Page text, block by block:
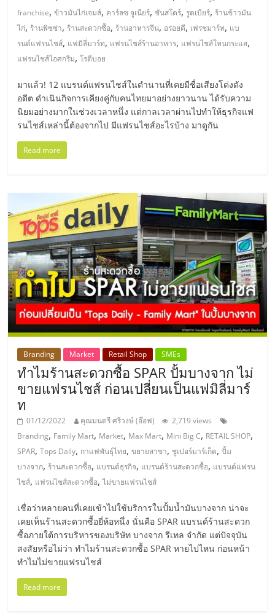
ศูนย์
รวม
แฟ
รน
ไชส์
พร้อม
ทำเล
สำหรับ
เปิด
ร้าน
ปรึกษา
ฟรี,
บริการ
พัฒนา
ระบบ
แฟ
รน
ไชส์"
franchise,ข้าวมันไก่เจมส์, คาร์ลซ จูเนียร์,ซันสโตร์, รูตเบียร์, ร้านข้าวมัน
ไก่, ร้านพิซซ่า, ร้านสะดวกซื้อ, ร้านอาหารจีน, อร่อยดี, เฟรชมาร์ท, แบ
รนด์แฟรนไชส์, แฟมิลี่มาร์ท, แฟรนไชส์ร้านอาหาร, แฟรนไชส์โหนกระแส,
แฟรนไชส์ไอศกรีม,โรตีบอย
มาแล้ว! 12 แบรนด์แฟรนไชส์ในตำนานที่เคยมีชื่อเสียงโด่งดัง
อดีต ดำเนินกิจการเคียงคู่กับคนไทยมาอย่างยาวนาน ได้รับความ
นิยมอย่างมากในช่วงเวลาหนึ่ง แต่กาลเวลาผ่านไปทำให้ธุรกิจแฟ
รนไชส์เหล่านี้ต้องจากไป มีแฟรนไชส์อะไรบ้าง มาดูกัน
Read more
Branding Market Retail Shop SMEs
ทำไมร้านสะดวกซื้อ SPAR ปั้มบางจาก ไม่
ขายแฟรนไชส์ ก่อนเปลี่ยนเป็นแฟมิลี่มาร์
ท
01/12/2022 คุณมนตรี ศรีวงษ์ (อ๊อฟ)
2,719 views
Branding, Family Mart, Market, Max Mart, Mini Big C, RETAIL SHOP,
SPAR,Tops Daily, กาแฟพันธุ์ไทย,ขยายสาขา,ซูเปอร์มาร์เก็ต,ปั้ม
บางจาก, ร้านสะดวกซื้อ, แบรนด์ธุรกิจ, แบรนด์ร้านสะดวกซื้อ, แบรนด์แฟรน
ไชส์, แฟรนไชส์สะดวกซื้อ,ไม่ขายแฟรนไชส์
เชื่อว่าหลายคนที่เคยเข้าไปใช้บริการในปั้มน้ำมันบางจาก น่าจะ
เคยเห็นร้านสะดวกซื้อยี่ห้อหนึ่ง นั่นคือ SPAR แบรนด์ร้านสะดวก
ซื้อภายใต้การบริหารของบริษัท บางจาก รีเทล จำกัด แต่ปัจจุบัน
สงสัยหรือไม่ว่า ทำไมร้านสะดวกซื้อ SPAR หายไปไหน ก่อนหน้า
ทำไมไม่ขายแฟรนไชส์
Read more